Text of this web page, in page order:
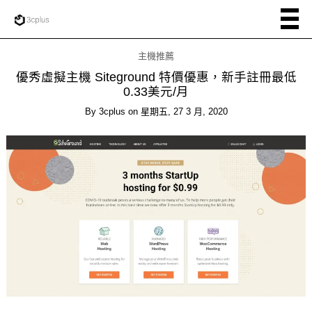
主機推薦
優秀虛擬主機 Siteground 特價優惠，新手註冊最低
0.33美元/月
By 3cplus on 星期五, 27 3 月, 2020